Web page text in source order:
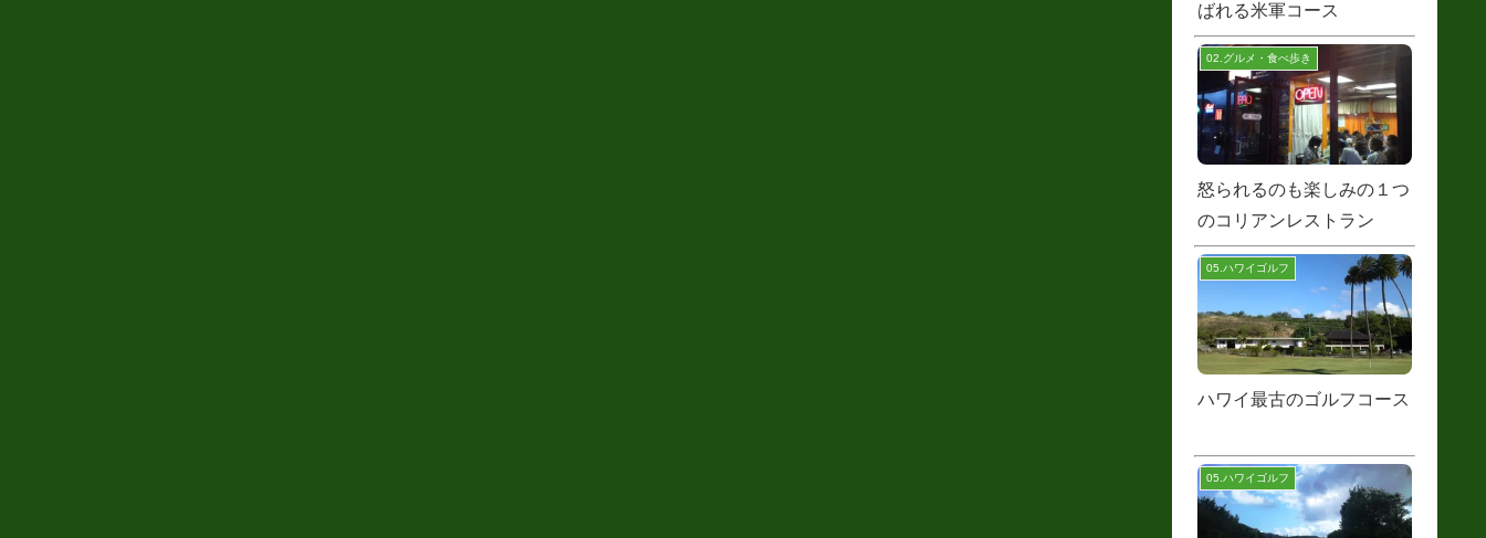
ばれる米軍コース
02.グルメ・食べ歩き
怒られるのも楽しみの１つ
のコリアンレストラン
05.ハワイゴルフ
ハワイ最古のゴルフコース
05.ハワイゴルフ